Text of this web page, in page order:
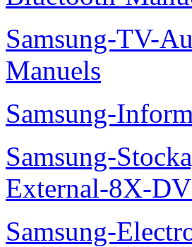
Samsung-TV-
Manuels
Samsung-
Samsung-
External-8X-
Samsung-